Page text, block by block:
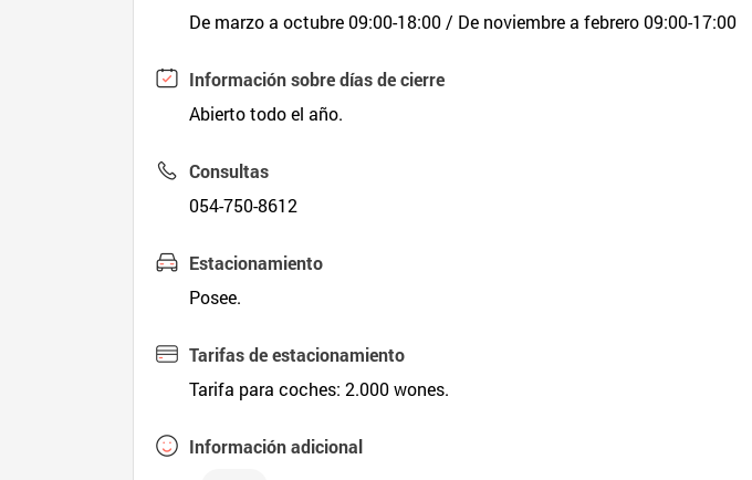
De marzo a octubre 09:00-18:00 / De noviembre a febrero 09:00-17:00
Información sobre días de cierre
Abierto todo el año.
Consultas
054-750-8612
Estacionamiento
Posee.
Tarifas de estacionamiento
Tarifa para coches: 2.000 wones.
Información adicional